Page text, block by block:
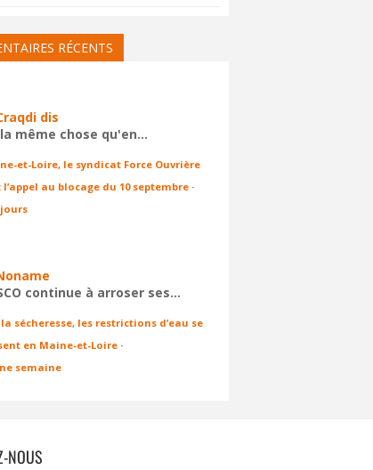
RÉCENTS
dis
même chose qu'en…
et-Loire, le syndicat Force Ouvrière
au blocage du 10 septembre ·
continue à arroser ses…
la sécheresse, les restrictions d’eau se
en Maine-et-Loire ·
semaine
NOUS